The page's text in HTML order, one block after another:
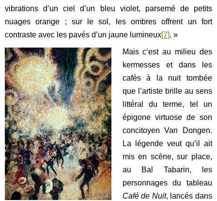
vibrations d’un ciel d’un bleu violet, parsemé de petits
nuages orange ; sur le sol, les ombres offrent un fort
contraste avec les pavés d’un jaune lumineux[7]. »
Mais c’est au milieu des
kermesses et dans les
cafés à la nuit tombée
que l’artiste brille au sens
littéral du terme, tel un
épigone virtuose de son
concitoyen Van Dongen.
La légende veut qu’il ait
mis en scène, sur place,
au Bal Tabarin, les
personnages du tableau
Café de Nuit, lancés dans